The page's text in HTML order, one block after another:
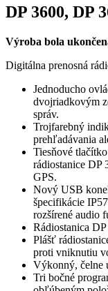
DP 3600, DP
​Výroba bola
Digitálna prenosná
Jednoducho
dvojriadkovým
správ.
Trojfarebný
prehľadávania
Tiesňové
rádiostanice DP
GPS.
Nový USB
špecifikácie
rozšírené audio
Rádiostanica
Plášť
proti vniknutiu
Výkonný, čelne
Tri bočné